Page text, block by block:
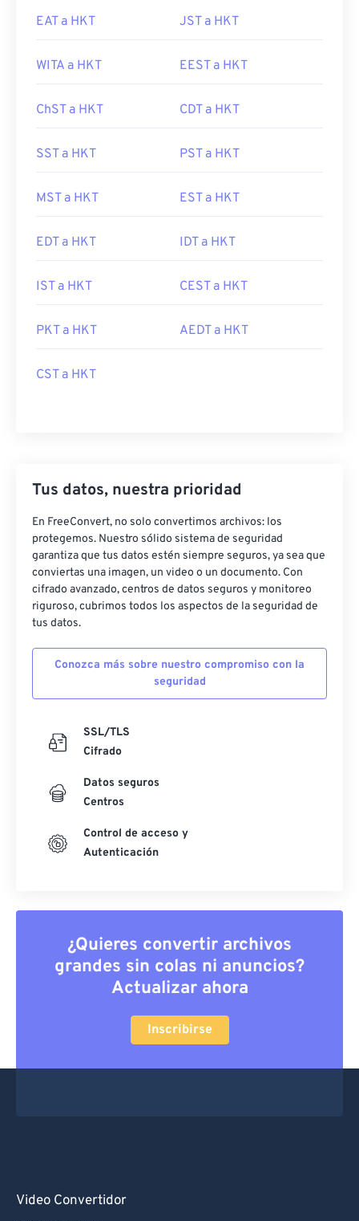
EAT a HKT JST a HKT
WITA a HKT EEST a HKT
ChST a HKT CDT a HKT
SST a HKT PST a HKT
MST a HKT EST a HKT
EDT a HKT IDT a HKT
IST a HKT CEST a HKT
PKT a HKT AEDT a HKT
CST a HKT
Tus datos, nuestra prioridad
En FreeConvert, no solo convertimos archivos: los
protegemos. Nuestro sólido sistema de seguridad
garantiza que tus datos estén siempre seguros, ya sea que
conviertas una imagen, un video o un documento. Con
cifrado avanzado, centros de datos seguros y monitoreo
riguroso, cubrimos todos los aspectos de la seguridad de
tus datos.
Conozca más sobre nuestro compromiso con la
seguridad
SSL/TLS
Cifrado
Datos seguros
Centros
Control de acceso y
Autenticación
¿Quieres convertir archivos
grandes sin colas ni anuncios?
Actualizar ahora
Inscribirse
Video Convertidor